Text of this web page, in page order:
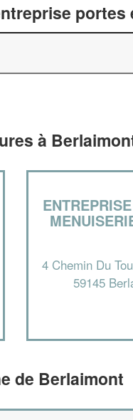
à
4 Chemin Du
59145
de Berlaimont